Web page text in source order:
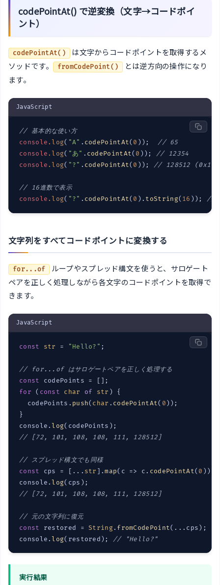
codePointAt() で逆変換（文字→コードポイ
ント）
codePointAt()
は文字からコードポイントを取得するメ
ソッドです。
fromCodePoint()
とは逆方向の操作になり
ます。
JavaScript
// 基本的な使い方
console.log( "A" . codePointAt( 0 )); // 65
console.log( "あ" . codePointAt( 0 )); // 12354
console.log( "?" . codePointAt( 0 )); // 128512
// 16進数で表示
console.log( "?" . codePointAt( 0 ). toString( 16 )); //
文字列をすべてコードポイントに変換する
for...of
ループやスプレッド構文を使うと、サロゲート
ペアを正しく処理しながら各文字のコードポイントを取得で
きます。
JavaScript
const str = "Hello?" ;
// for...of はサロゲートペアを正しく処理する
const
for ( const char of str ) {
  codePoints.
push( char . codePointAt( 0));
}
console.log
// [72, 101, 108, 108, 111, 128512]
// スプレッド構文でも同様
const cps = [... str ].map(c => c. codePointAt( 0 ));
console.log
// [72, 101, 108, 108, 111, 128512]
// 元の文字列に復元
const restored = String. fromCodePoint(...cps);
console.log(restored); // "Hello?"
実行結果